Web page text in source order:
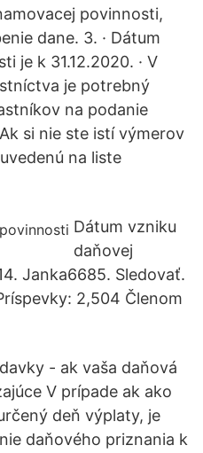
povinnosti,
dane. 3. · Dátum
je k 31.12.2020. · V
je potrebný
na podanie
si nie ste istí výmerov
na liste
Dátum vzniku
daňovej
Janka6685. Sledovať.
2,504 Členom
- ak vaša daňová
V prípade ak ako
deň výplaty, je
daňového priznania k